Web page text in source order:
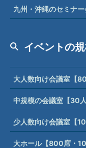
九州・沖縄のセミナ
イベントの
大人数向け会議室【
中規模の会議室【30
少人数向け会議室【
大ホール【800席・